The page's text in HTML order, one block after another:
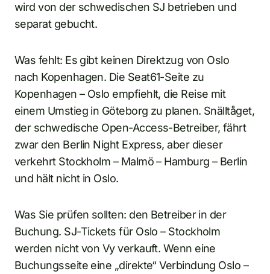
wird von der schwedischen SJ betrieben und
separat gebucht.
Was fehlt: Es gibt keinen Direktzug von Oslo
nach Kopenhagen. Die Seat61-Seite zu
Kopenhagen – Oslo empfiehlt, die Reise mit
einem Umstieg in Göteborg zu planen. Snälltåget,
der schwedische Open-Access-Betreiber, fährt
zwar den Berlin Night Express, aber dieser
verkehrt Stockholm – Malmö – Hamburg – Berlin
und hält nicht in Oslo.
Was Sie prüfen sollten: den Betreiber in der
Buchung. SJ-Tickets für Oslo – Stockholm
werden nicht von Vy verkauft. Wenn eine
Buchungsseite eine „direkte“ Verbindung Oslo –